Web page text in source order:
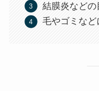
結膜炎などの
毛やゴミなど